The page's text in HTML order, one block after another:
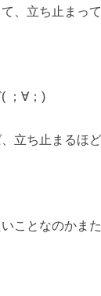
、立ち止まって
；∀；)
立ち止まるほ
ことなのかま